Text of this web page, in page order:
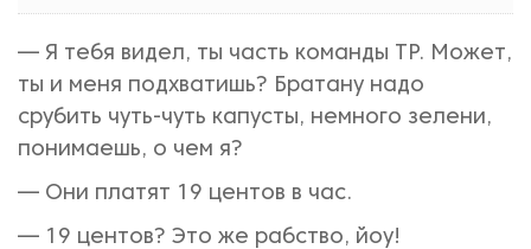
— Я тебя видел, ты часть команды ТР. Может,
ты и меня подхватишь? Братану надо
срубить чуть-чуть капусты, немного зелени,
понимаешь, о чем я?
— Они платят 19 центов в час.
— 19 центов? Это же рабство, йоу!